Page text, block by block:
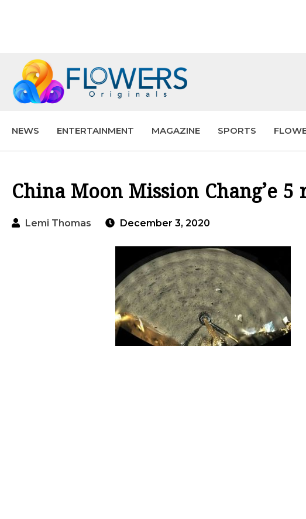
NEWS ENTERTAINMENT MAGAZINE SPORTS
China Moon Mission Chang’e 5
Lemi Thomas December 3, 2020